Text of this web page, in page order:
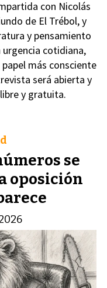
con Nicolás
de El Trébol, y
y pensamiento
cotidiana,
más consciente
será abierta y
y gratuita.
se
oposición